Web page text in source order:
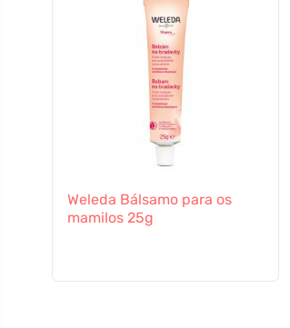
Weleda Bálsamo para os
mamilos 25g